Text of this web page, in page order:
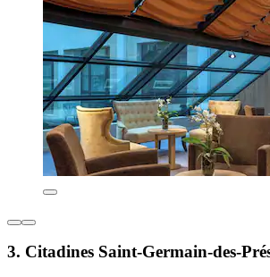
3. Citadines Saint-Germain-des-